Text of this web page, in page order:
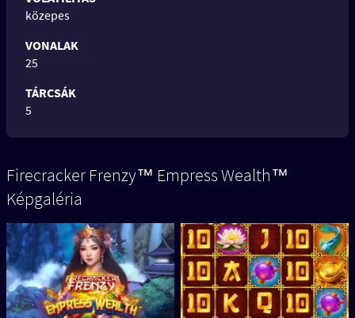
közepes
VONALAK
25
TÁRCSÁK
5
Firecracker Frenzy™ Empress Wealth™
Képgaléria